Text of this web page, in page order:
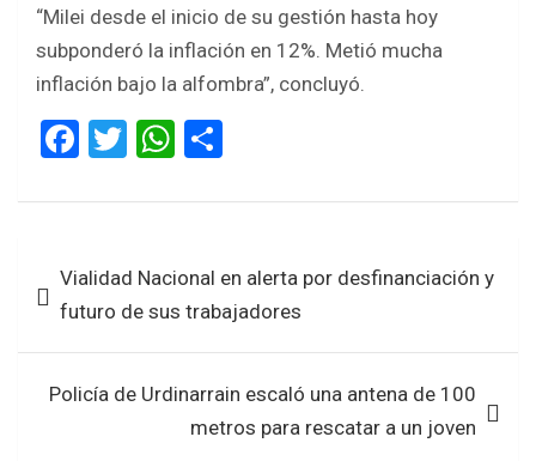
“Milei desde el inicio de su gestión hasta hoy
subponderó la inflación en 12%. Metió mucha
inflación bajo la alfombra”, concluyó.
F
ce
o
o
k
T
tt
W
at
A
p
p
ar
de Vialidad Nacional en alerta por desfinanciación y
futuro de sus trabajadores
Policía de Urdinarrain escaló una antena de 100
metros para rescatar a un joven